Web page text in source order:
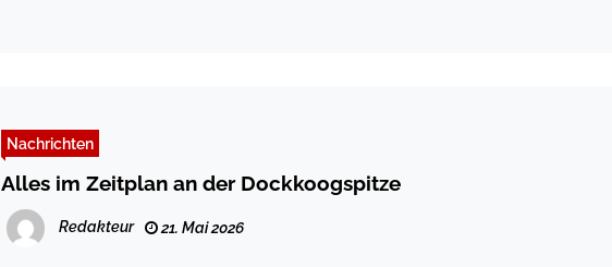
Nachrichten
Alles im Zeitplan an der Dockkoogspitze
Redakteur 21. Mai 2026